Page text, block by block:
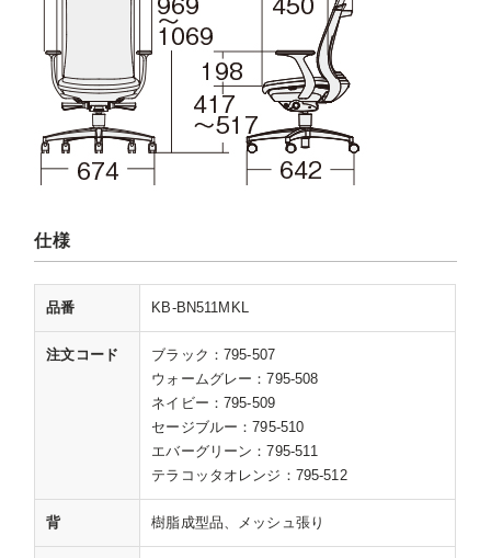
仕様
品番 KB-BN511MKL
注文コード
ブラック：795-507
ウォームグレー：795-508
ネイビー：795-509
セージブルー：795-510
エバーグリーン：795-511
テラコッタオレンジ：795-512
背 樹脂成型品、メッシュ張り